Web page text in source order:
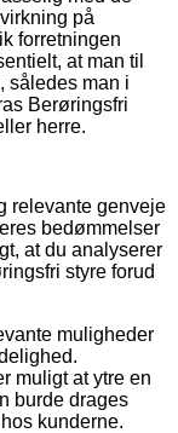
på
forretningen
at man til
således man i
Berøringsfri
herre.
relevante genveje
bedømmelser
at du analyserer
styre forud
muligheder
muligt at ytre en
burde drages
kunderne.